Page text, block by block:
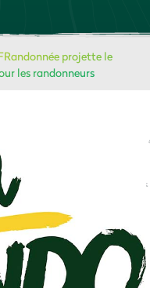
projette le
les randonneurs